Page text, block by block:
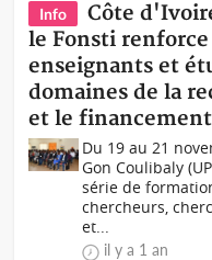
Info
Côte
le Fonsti
enseignants et
domaines de la
et le
Du 19 au 21
Gon Coulibaly
série de
chercheurs,
et...
il y a 1 an